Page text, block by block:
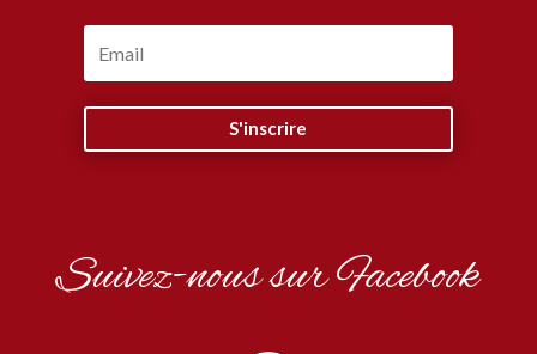
S'inscrire
Suivez-nous sur Facebook